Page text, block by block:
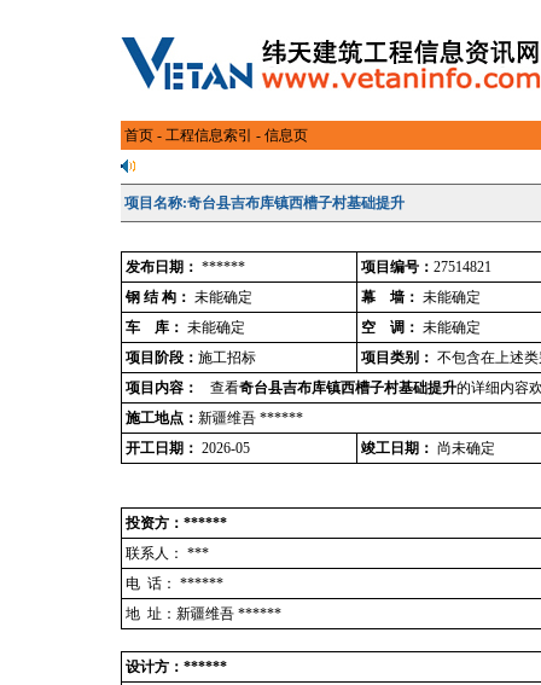
首页 - 工程信息索引 - 信息页
项目名称:奇台县吉布库镇西槽子村基础提升
发布日期： ****** 项目编号： 27514821
钢 结 构： 未能确定 幕 墙： 未能确定
车 库： 未能确定 空 调： 未能确定
项目阶段： 施工招标 项目类别： 不包含在上述
项目内容：
查看奇台县吉布库镇西槽子村基础提升的详细内容
施工地点： 新疆维吾 ******
开工日期： 2026-05 竣工日期： 尚未确定
投资方：******
联系人： ***
电 话： ******
地 址：新疆维吾 ******
设计方：******